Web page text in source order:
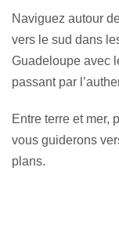
Naviguez autour
vers le sud dans
Guadeloupe avec
passant par
Entre terre et mer,
vous guiderons
plans.